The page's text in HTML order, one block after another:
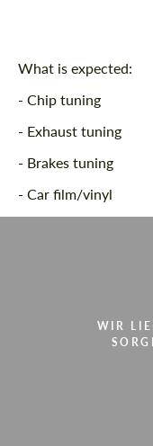
What is expected:
- Chip tuning
- Exhaust tuning
- Brakes tuning
- Car film/vinyl
WIR